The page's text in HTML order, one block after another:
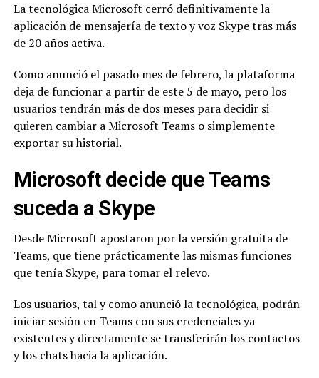
La tecnológica Microsoft cerró definitivamente la
aplicación de mensajería de texto y voz Skype tras más
de 20 años activa.
Como anunció el pasado mes de febrero, la plataforma
deja de funcionar a partir de este 5 de mayo, pero los
usuarios tendrán más de dos meses para decidir si
quieren cambiar a Microsoft Teams o simplemente
exportar su historial.
Microsoft decide que Teams
suceda a Skype
Desde Microsoft apostaron por la versión gratuita de
Teams, que tiene prácticamente las mismas funciones
que tenía Skype, para tomar el relevo.
Los usuarios, tal y como anunció la tecnológica, podrán
iniciar sesión en Teams con sus credenciales ya
existentes y directamente se transferirán los contactos
y los chats hacia la aplicación.